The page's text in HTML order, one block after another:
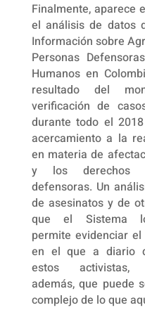
Finalmente, aparece
el análisis de datos
Información sobre
Personas
Humanos en
resultado del
verificación de
durante todo el
acercamiento a la
en materia de
y los derechos
defensoras. Un
de asesinatos y de
que el Sistema
permite evidenciar
en el que a diario
estos activistas,
además, que puede
complejo de lo que